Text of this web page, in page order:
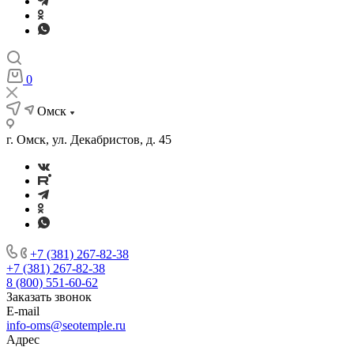
0
Омск
г. Омск, ул. Декабристов, д. 45
+7 (381) 267-82-38
+7 (381) 267-82-38
8 (800) 551-60-62
Заказать звонок
E-mail
info-oms@seotemple.ru
Адрес